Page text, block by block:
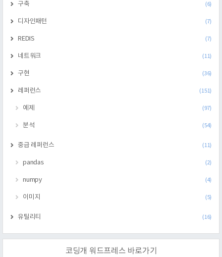
구축 (6)
디자인패턴 (7)
REDIS (7)
네트워크 (11)
구현 (36)
레퍼런스 (151)
예제 (97)
분석 (54)
중급 레퍼런스 (11)
pandas (2)
numpy (4)
이미지 (5)
유틸리티 (16)
코딩개 워드프레스 바로가기